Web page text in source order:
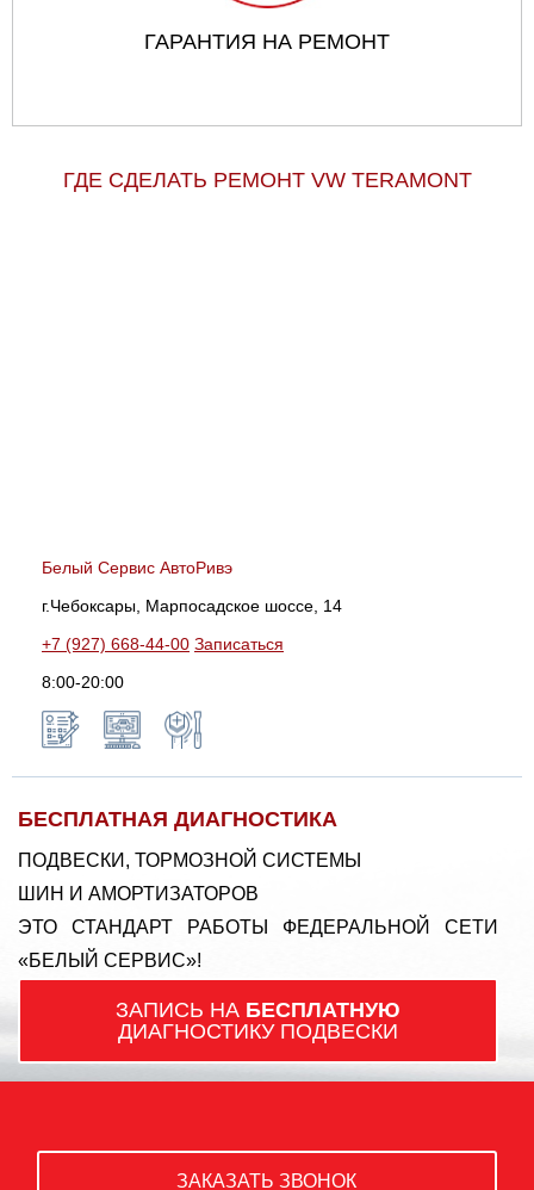
ГАРАНТИЯ НА РЕМОНТ
ГДЕ СДЕЛАТЬ РЕМОНТ VW TERAMONT
Белый Сервис АвтоРивэ
г.Чебоксары, Марпосадское шоссе, 14
+7 (927) 668-44-00 Записаться
8:00-20:00
БЕСПЛАТНАЯ ДИАГНОСТИКА
ПОДВЕСКИ, ТОРМОЗНОЙ СИСТЕМЫ
ШИН И АМОРТИЗАТОРОВ
ЭТО СТАНДАРТ РАБОТЫ ФЕДЕРАЛЬНОЙ СЕТИ
«БЕЛЫЙ СЕРВИС»!
ЗАПИСЬ НА БЕСПЛАТНУЮ
ДИАГНОСТИКУ ПОДВЕСКИ
ЗАКАЗАТЬ ЗВОНОК